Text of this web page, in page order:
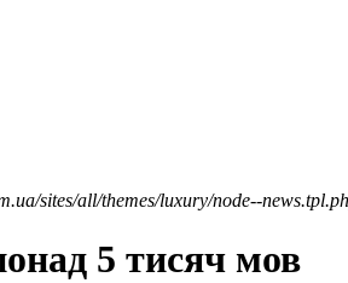
sites/all/themes/luxury/node--
5 тисяч мов